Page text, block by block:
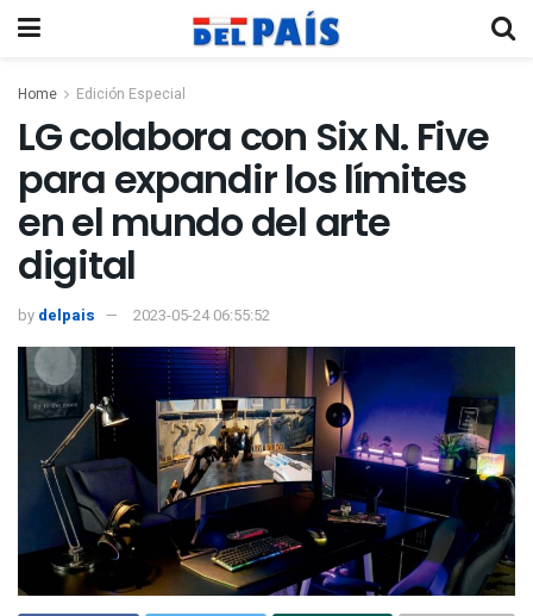
Home Edición Especial
LG colabora con Six N. Five
para expandir los límites
en el mundo del arte
digital
by delpais 2023-05-24 06:55:52